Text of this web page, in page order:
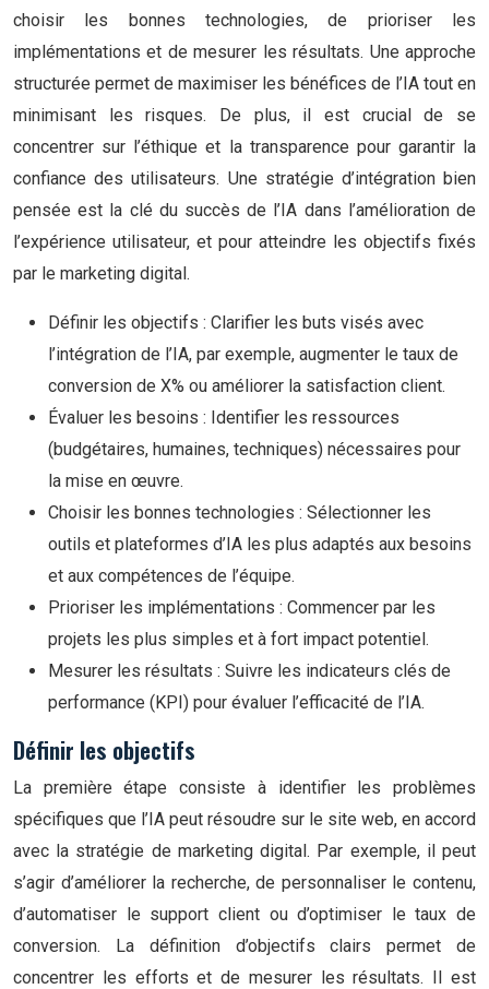
choisir les bonnes technologies, de prioriser les
implémentations et de mesurer les résultats. Une approche
structurée permet de maximiser les bénéfices de l’IA tout en
minimisant les risques. De plus, il est crucial de se
concentrer sur l’éthique et la transparence pour garantir la
confiance des utilisateurs. Une stratégie d’intégration bien
pensée est la clé du succès de l’IA dans l’amélioration de
l’expérience utilisateur, et pour atteindre les objectifs fixés
par le marketing digital.
Définir les objectifs : Clarifier les buts visés avec
l’intégration de l’IA, par exemple, augmenter le taux de
conversion de X% ou améliorer la satisfaction client.
Évaluer les besoins : Identifier les ressources
(budgétaires, humaines, techniques) nécessaires pour
la mise en œuvre.
Choisir les bonnes technologies : Sélectionner les
outils et plateformes d’IA les plus adaptés aux besoins
et aux compétences de l’équipe.
Prioriser les implémentations : Commencer par les
projets les plus simples et à fort impact potentiel.
Mesurer les résultats : Suivre les indicateurs clés de
performance (KPI) pour évaluer l’efficacité de l’IA.
Définir les objectifs
La première étape consiste à identifier les problèmes
spécifiques que l’IA peut résoudre sur le site web, en accord
avec la stratégie de marketing digital. Par exemple, il peut
s’agir d’améliorer la recherche, de personnaliser le contenu,
d’automatiser le support client ou d’optimiser le taux de
conversion. La définition d’objectifs clairs permet de
concentrer les efforts et de mesurer les résultats. Il est